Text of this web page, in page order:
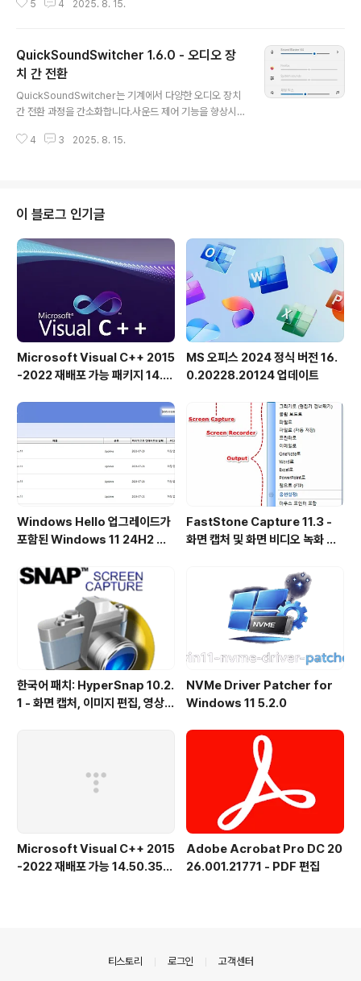
유롭게 선택 가능◆ 실시간 CPU 부하 및 주파수 표시기타
설치가 필요 없으며, 데스크톱에서 설치 없이 쉽게 실행할
수 있고 모든 Windows 운영 체제에서 즉시 사용할 수 있
습니다. USB 메모리에 저장하여 모바일에서 사용하기에
적합합니다. 따라서 다른 컴퓨터, 노트북, MS-Surface에
는 이유는 무엇일까요?CPU 쿼리에는 최고의 도구들이 있
5 4 2025. 8. 15.
QuickSoundSwitcher 1.6.0 - 오디오 장
치 간 전환
QuickSoundSwitcher는 기계에서 다양한 오디오 장치
간 전환 과정을 간소화합니다.사운드 제어 기능을 향상시
운 설정 메뉴를 통해 오디오 출력을 변경하는 대신 버튼 하
를 듣는 방식을 변경하고 싶을 때마다 시간과 번거로움을
절약하여 전체 오디오 환경을 개선합니다.전통적인 인터페
이스 없음퀵사운드 스위처는 기존의 사용자 인터페이스 없
이도 작동하며, 간소화된 기능과 핵심 목적에 부합합니다.
즉, 긴 설치 과정을 거치지 않고 애플리케이션을 실행하기
만 하면 됩니다. 활성화되면 ..
4 3 2025. 8. 15.
이 블로그 인기글
Microsoft Visual C++ 2015
-2022 재배포 가능 패키지 14.5
MS 오피스 2024 정식 버전 16.
0.20228.20124 업데이트
Windows Hello 업그레이드가
포함된 Windows 11 24H2 및
출시
FastStone Capture 11.3 -
화면 캡처 및 화면 비디오 녹화 도
한국어 패치: HyperSnap 10.2.
1 - 화면 캡처, 이미지 편집, 영상
NVMe Driver Patcher for
Windows 11 5.2.0
Microsoft Visual C++ 2015
-2022 재배포 가능 14.50.356
Adobe Acrobat Pro DC 20
26.001.21771 - PDF 편집
티스토리 로그인 고객센터